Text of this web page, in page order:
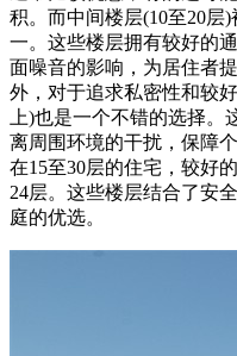
积。而中间楼层(‌10至20层
一。‌这些楼层拥有较好的
面噪音的影响，‌为居住者
外，对于追求私密性和较
上)‌也是一个不错的选择
离周围环境的干扰，‌保障
在15至30层的住宅，‌较好
24层。‌这些楼层结合了安
庭的优选。‌